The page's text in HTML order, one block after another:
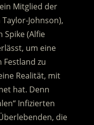
Mitglied der
Johnson),
Spike (Alfie
um eine
Festland zu
Realität, mit
hat. Denn
Infizierten
die